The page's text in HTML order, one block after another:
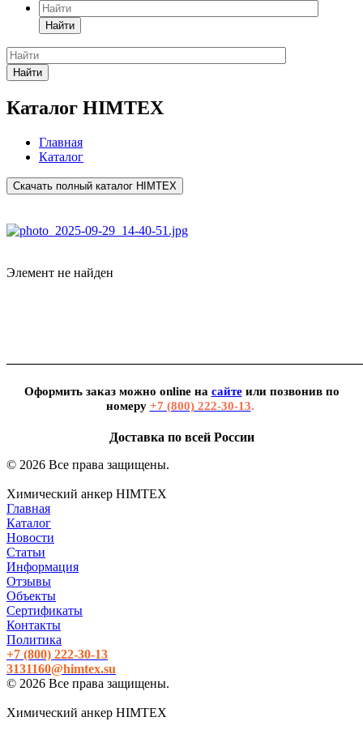
Найти
Найти
Каталог HIMTEX
Главная
Каталог
Скачать полный каталог HIMTEX
Элемент не найден
Оформить заказ можно online на сайте или позвонив по
номеру +7 (800) 222-30-13.
Доставка по всей России
© 2026 Все права защищены.
Химический анкер HIMTEX
Главная
Каталог
Новости
Статьи
Информация
Отзывы
Объекты
Сертификаты
Контакты
Политика
+7 (800) 222-30-13
3131160@himtex.su
© 2026 Все права защищены.
Химический анкер HIMTEX